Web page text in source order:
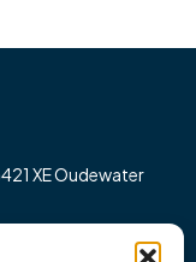
XE Oudewater